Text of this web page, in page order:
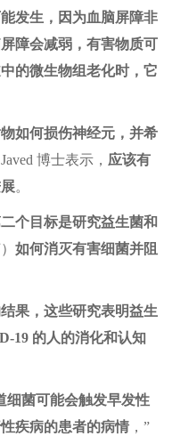
发生，因为血脑屏障非
障会减弱，有害物质可
的微生物组老化时，它
如何损伤神经元，并希
Javed 博士表示， 应该有
。
个目标是研究益生菌和
如何消灭有害细菌并阻
果，这些研究表明益生
19 的人的消化和认知
细菌可能会触发早发性
疾病的患者的病情，”